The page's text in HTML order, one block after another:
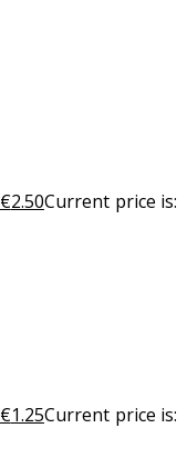
€2.50Current price is:
€1.25Current price is: